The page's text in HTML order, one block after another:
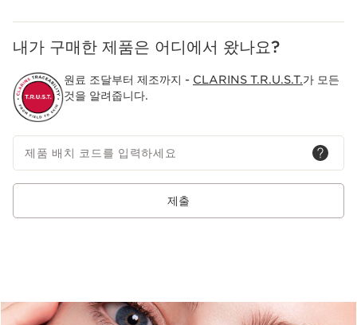
내가 구매한 제품은 어디에서 왔나요?
원료 조달부터 제조까지 - CLARINS T.R.U.S.T.가 모든
것을 알려줍니다.
제품 배치 코드를 입력하세요
제출